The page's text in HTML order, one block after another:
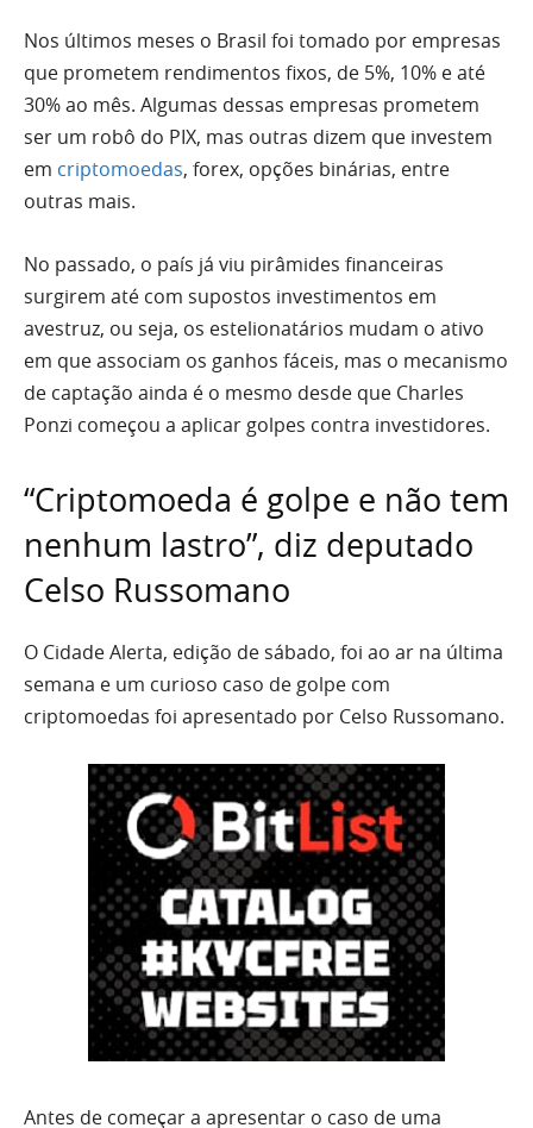
Nos últimos meses o Brasil foi tomado por empresas
que prometem rendimentos fixos, de 5%, 10% e até
30% ao mês. Algumas dessas empresas prometem
ser um robô do PIX, mas outras dizem que investem
em criptomoedas, forex, opções binárias, entre
outras mais.
No passado, o país já viu pirâmides financeiras
surgirem até com supostos investimentos em
avestruz, ou seja, os estelionatários mudam o ativo
em que associam os ganhos fáceis, mas o mecanismo
de captação ainda é o mesmo desde que Charles
Ponzi começou a aplicar golpes contra investidores.
“Criptomoeda é golpe e não tem
nenhum lastro”, diz deputado
Celso Russomano
O Cidade Alerta, edição de sábado, foi ao ar na última
semana e um curioso caso de golpe com
criptomoedas foi apresentado por Celso Russomano.
Antes de começar a apresentar o caso de uma